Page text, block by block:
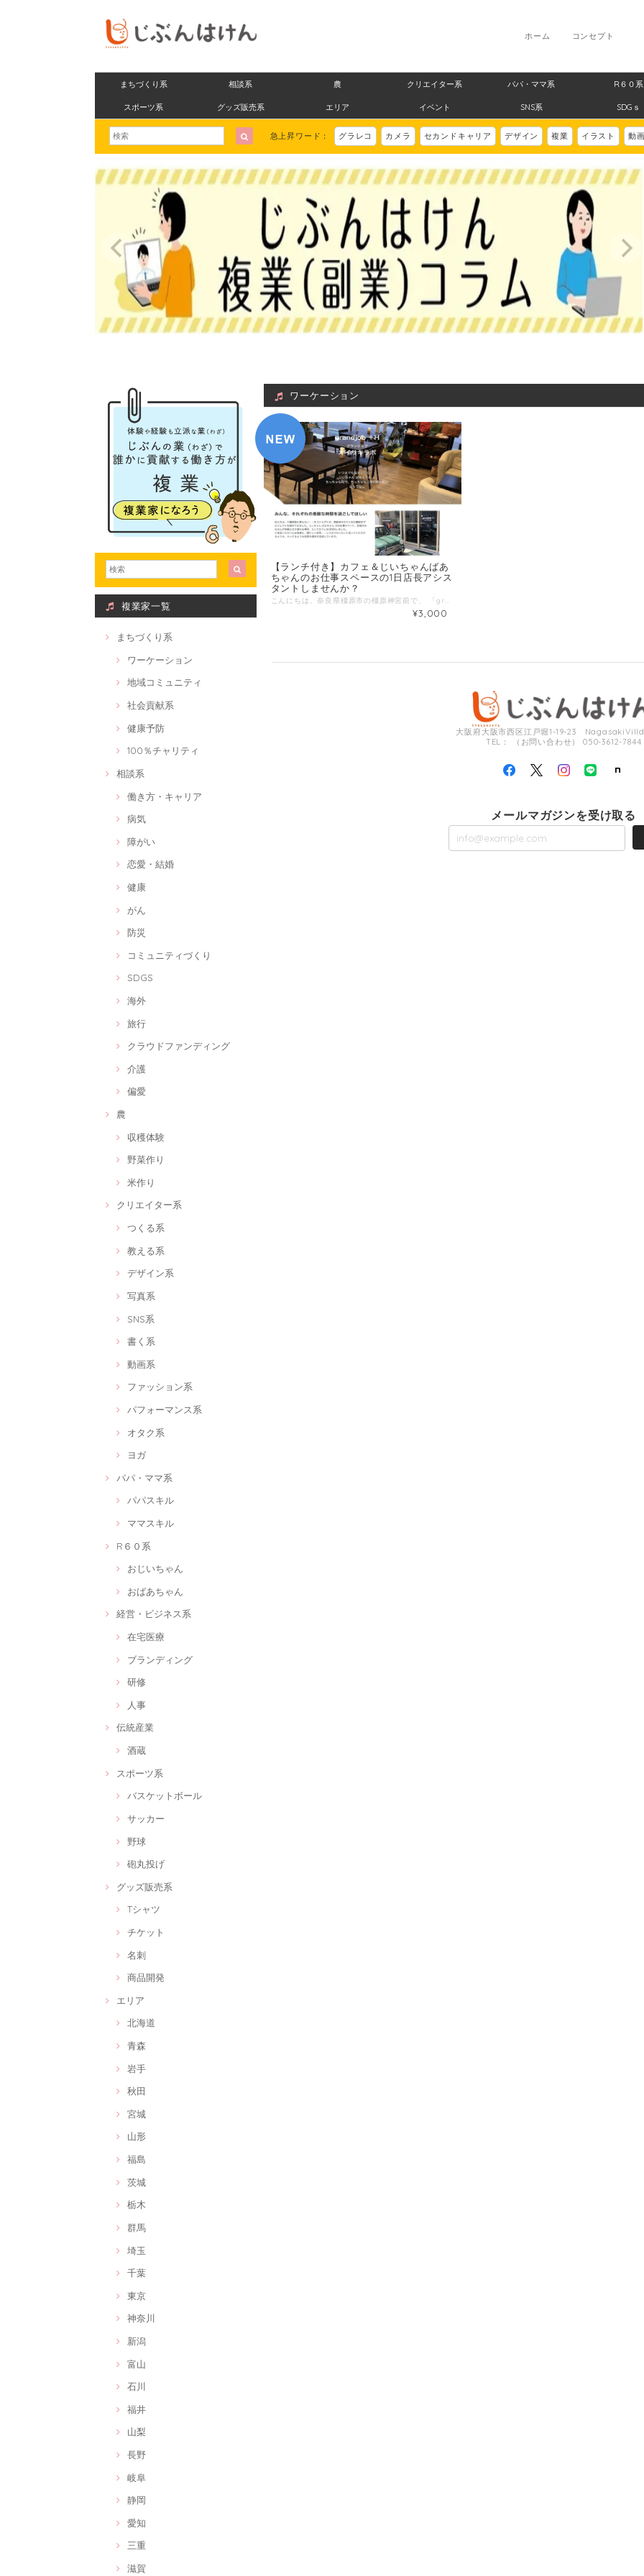
コンセプト
ホーム
まちづくり系 相談系 農 クリエイター系 パパ・ママ系 R６０系
スポーツ系 グッズ販売系 エリア イベント SNS系 SDGｓ
急上昇ワード： グラレコ カメラ セカンドキャリア デザイン 複業 イラスト 動画
複業家一覧
まちづくり系
ワーケーション
地域コミュニティ
社会貢献系
健康予防
100％チャリティ
相談系
働き方・キャリア
病気
障がい
恋愛・結婚
健康
がん
防災
コミュニティづくり
SDGS
海外
旅行
クラウドファンディング
介護
偏愛
農
収穫体験
野菜作り
米作り
クリエイター系
つくる系
教える系
デザイン系
写真系
SNS系
書く系
動画系
ファッション系
パフォーマンス系
オタク系
ヨガ
パパ・ママ系
パパスキル
ママスキル
R６０系
おじいちゃん
おばあちゃん
経営・ビジネス系
在宅医療
ブランディング
研修
人事
伝統産業
酒蔵
スポーツ系
バスケットボール
サッカー
野球
砲丸投げ
グッズ販売系
Tシャツ
チケット
名刺
商品開発
エリア
北海道
青森
岩手
秋田
宮城
山形
福島
茨城
栃木
群馬
埼玉
千葉
東京
神奈川
新潟
富山
石川
福井
山梨
長野
岐阜
静岡
愛知
三重
滋賀
ワーケーション
【ランチ付き】カフェ＆じいちゃんばあ
ちゃんのお仕事スペースの1日店長アシス
タントしませんか？
こんにちは、奈良県橿原市の橿原神宮前で、 「grandjob＋H（グランドジョブ）」 オイサキラボというおじいちゃん、おばあちゃんのお仕事スペース＆ショールーム＆カフェを運営している畑（はた）です。 『介護保険に頼らない生き方を」をコンセプトに、 まだまだ元気に働くことができる高齢者が自分らしく生き生きと暮らせる街にしたいと思い「オイサキラボ」をOPENしました。 東京で手作り・アンティークの雑貨店や飲食店ソムリエとして働いていた経験と、 介護の専門知識をかけ合わせて、地域のおじいちゃん、おばあちゃんと一緒にオリジナルバッグを商品開発したり、カフェの料理を作ってもらうなど、高齢者の方々とお仕事創生プロジェクトを実施しています。 地域の縫製工場「HOWS（はうず）」さんと連携し、地域の高齢者が協力しながら、主にカバン製造販売、カフェ営業を行っています。 事業者と高齢者、介護有資格者が一緒に考え仕事を生み出し、時には高齢者のアイデアで商品が生まれることもあります！ 介護保険利用者が減少し、また、地域のコミュニティ活性化にも繋がる実感を持っているので、私たちの経験がみなさんのお役に立てば嬉しいです。 ＝＝＝＝＝＝＝＝＝＝＝＝ ▼これまでのキャリア（2021年3月） 出身：岐阜県大垣市 （東京）雑貨・アンティーク店約4年 （東京、横浜、大阪）飲食店約12年（イタリアン、バーテンダー、ソムリエ） 介護士歴約10年（内ケアマネージャー歴約3年） ▼趣味 手芸、ものづくり 仕事を楽しむこと （資格）介護福祉士、介護支援専門員 ▼わたしの複業 ・橿原市 居宅支援事業所 きくかわ ケアマネージャー ・HOWS（ハウズ）バッグ等OEM販売 生産管理 兼 広報 HP https://peraichi.com/landing_pages/view/hows/ オリジナルバッグ販売 https://peraichi.com/landing_pages/view/howsshop ・「grandjob＋H（グランドジョブ）」オイサキラボ運営責任者 カフェ店長 HP https://peraichi.com/landing_pages/view/grandjob-cafe Instagram https://instagram.com/howsbasis?igshid=b6rnca98dool Youtube 甘味自在 介護と地域をつなぐ https://www.youtube.com/c/%E7%94%98%E5%91%B3%E8%87%AA%E5%9C%A8%E4%BB%8B%E8%AD%B7%E3%81%A8%E5%9C%B0%E5%9F%9F%E3%82%92%E3%81%A4%E3%81%AA%E3%81%90/videos ▼活動実績 令和2年度 奈良県介護の日 奈良介護大賞を受賞 http://www.pref.nara.jp/item/236919.htm ▼提供できること 高齢者の仕事づくり、場づくり カフェ運営、飲食店運営のコツ 地域コミュニティづくり ケアマネージャー、介護士としての経験 【 当日の流れ 】 ご希望日時で１０時～１４時など、カフェ営業時間に一緒にお店運営のサポートを体験していただきます。 事前に１時間ほど打ち合わせして体験したいことやお店の説明をさせていただきます。 【 提供方法 】 打ち合わせは、店舗かオンラインZOOMでもOKです。 購入いただいた方へ一度ご連絡させていただき、日程調整させていただければと思います。 「オイサキラボ」アクセス 近鉄南大阪線橿原神宮西口駅１分 〒６３４−０８２１ 奈良県橿原市西池尻町３７４−３ 若林ビル１F 営業時間 ９：００ 〜２０：００（日曜日は１８：００まで） カフェの営業は１１：００〜 定休日 木曜日（カフェ） 下記購入の備考欄にご希望の候補日を３つ程度教えてください。 （送信欄）＝＝＝＝＝＝＝＝＝＝＝＝ ①打ち合わせ候補日時 第一希望：●月●日●曜日 ●時●分～●時●分 第二希望：●月●日●曜日 ●時●分～●時●分 第三希望：●月●日●曜日 ●時●分～●時●分 ②カフェ体験希望日時 第一希望：●月●日●曜日 ●時●分～●時●分 第二希望：●月●日●曜日 ●時●分～●時●分 第三希望：●月●日●曜日 ●時●分～●時●分 ＝＝＝＝＝＝＝＝＝＝＝＝＝＝＝＝＝ ■販売金額:3000円/回（税込）ランチ付き
¥3,000
大阪府大阪市西区江戸堀1-19-23
TEL： （お問い合わせ） 050-3612-7844
メールマガジンを受け取る